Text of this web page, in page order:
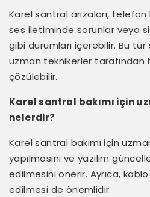
Karel santral arızaları,
ses iletiminde sorunlar veya
gibi durumları içerebilir. Bu
uzman teknikerler tarafından
çözülebilir.
Karel santral bakımı için
nelerdir?
Karel santral bakımı için
yapılmasını ve yazılım
edilmesini önerir. Ayrıca,
edilmesi de önemlidir.